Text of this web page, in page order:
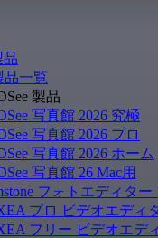
品
品一覧
製品
写真館 2026 究極
写真館 2026 プロ
写真館 2026 ホーム
写真館 26 Mac用
フォトエディター
プロ ビデオエディ
フリー ビデオエデ